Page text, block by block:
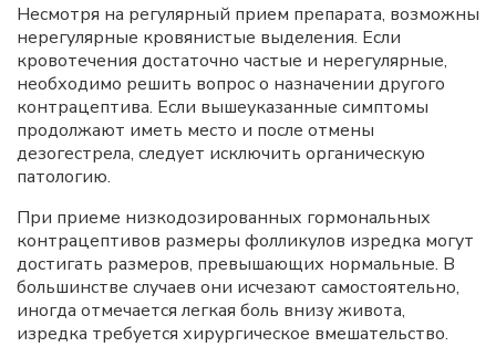
Несмотря на регулярный прием препарата, возможны
нерегулярные кровянистые выделения. Если
кровотечения достаточно частые и нерегулярные,
необходимо решить вопрос о назначении другого
контрацептива. Если вышеуказанные симптомы
продолжают иметь место и после отмены
дезогестрела, следует исключить органическую
патологию.
При приеме низкодозированных гормональных
контрацептивов размеры фолликулов изредка могут
достигать размеров, превышающих нормальные. В
большинстве случаев они исчезают самостоятельно,
иногда отмечается легкая боль внизу живота,
изредка требуется хирургическое вмешательство.